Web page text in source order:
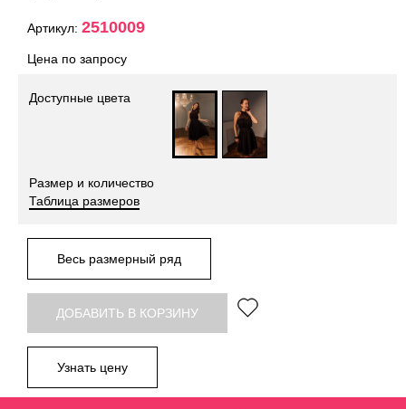
Артикул: 2510009
Цена по запросу
Доступные цвета
Размер и количество
Таблица размеров
Весь размерный ряд
ДОБАВИТЬ В КОРЗИНУ
Узнать цену